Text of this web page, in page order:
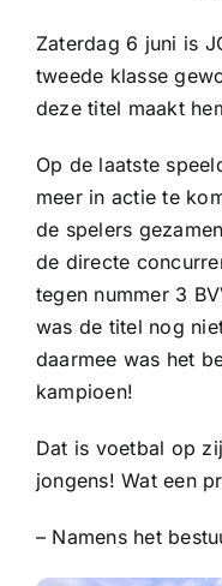
Leden
Clubinformatie
Het eerste
Organisatie
Sponsoren
Commissies
Zaterdag 6 juni is
tweede klasse
deze titel maakt
Op de laatste
meer in actie te
de spelers
de directe
tegen nummer 3
was de titel nog
daarmee was het
kampioen!
Dat is voetbal op
jongens! Wat een
– Namens het